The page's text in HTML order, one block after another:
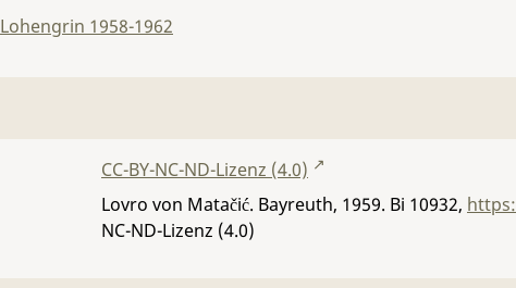
Lohengrin 1958-1962
CC-BY-NC-ND-Lizenz (4.0)
Lovro von Matačić. Bayreuth, 1959. Bi 10932,
NC-ND-Lizenz (4.0)